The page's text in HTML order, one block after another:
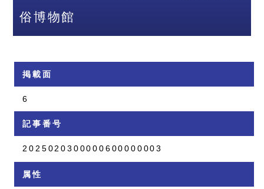
俗博物館
掲載面
6
記事番号
2025020300000600000003
属性